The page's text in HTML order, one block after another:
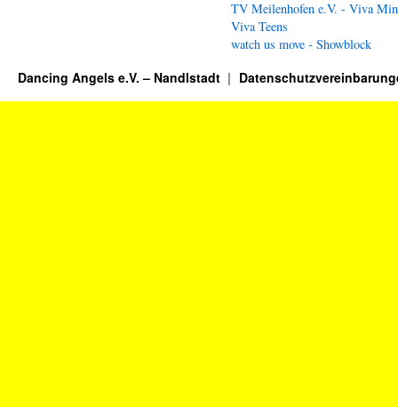
TV Meilenhofen e.V. - Viva
Viva Teens
watch us move - Showblock
Dancing Angels e.V. – Nandlstadt